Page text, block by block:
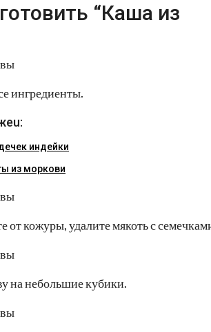
“Каша из
ингредиенты.
индейки
из моркови
от кожуры, удалите мякоть с
на небольшие кубики.